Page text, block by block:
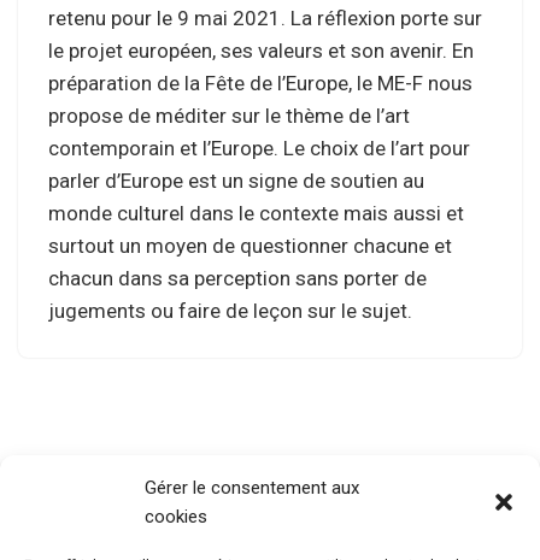
Gérer le consentement aux
cookies
retenu pour le 9 mai 2021. La réflexion porte sur
le projet européen, ses valeurs et son avenir. En
préparation de la Fête de l’Europe, le ME-F nous
propose de méditer sur le thème de l’art
contemporain et l’Europe. Le choix de l’art pour
parler d’Europe est un signe de soutien au
monde culturel dans le contexte mais aussi et
surtout un moyen de questionner chacune et
chacun dans sa perception sans porter de
jugements ou faire de leçon sur le sujet.